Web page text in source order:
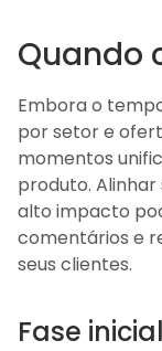
Quando
Embora o
por setor e
momentos
produto. Alinhar
alto impacto
comentários e
seus clientes.
Fase